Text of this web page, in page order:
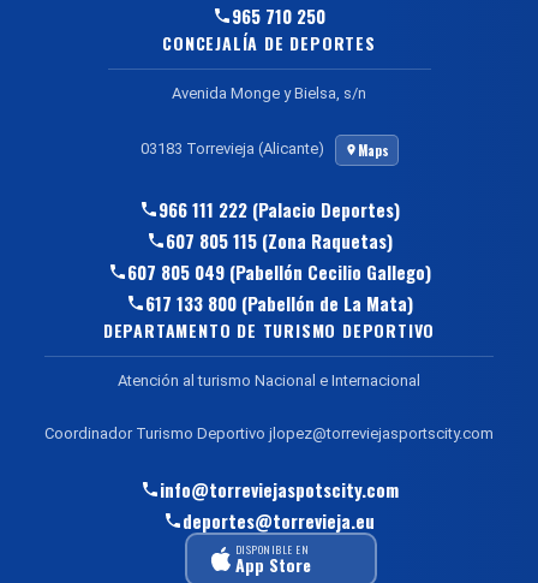
965 710 250
CONCEJALÍA DE DEPORTES
Avenida Monge y Bielsa, s/n
03183 Torrevieja (Alicante) Maps
966 111 222 (Palacio Deportes)
607 805 115 (Zona Raquetas)
607 805 049 (Pabellón Cecilio Gallego)
617 133 800 (Pabellón de La Mata)
DEPARTAMENTO DE TURISMO DEPORTIVO
Atención al turismo Nacional e Internacional
Coordinador Turismo Deportivo jlopez@torreviejasportscity.com
info@torreviejaspotscity.com
deportes@torrevieja.eu
DISPONIBLE EN
App Store